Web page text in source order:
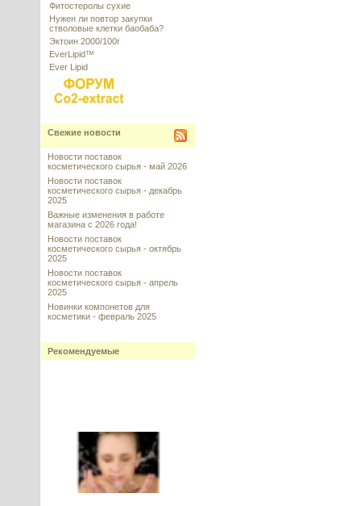
Фитостеролы сухие
Нужен ли повтор закупки
стволовые клетки баобаба?
Эктоин 2000/100г
EverLipid™
Ever Lipid
Свежие новости
Новости поставок
косметического сырья - май 2026
Новости поставок
косметического сырья - декабрь
2025
Важные изменения в работе
магазина с 2026 года!
Новости поставок
косметического сырья - октябрь
2025
Новости поставок
косметического сырья - апрель
2025
Новинки компонетов для
косметики - февраль 2025
Рекомендуемые